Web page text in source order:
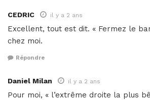
CEDRIC il y a 2 ans
Excellent, tout est dit. « Fermez le
chez moi.
Répondre
Daniel Milan il y a 2 ans
Pour moi, « l’extrême droite la plus